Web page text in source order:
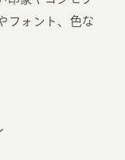
フォント、色な